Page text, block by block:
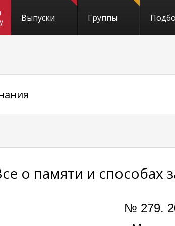
Выпуски Группы
о памяти и способах
№ 279.